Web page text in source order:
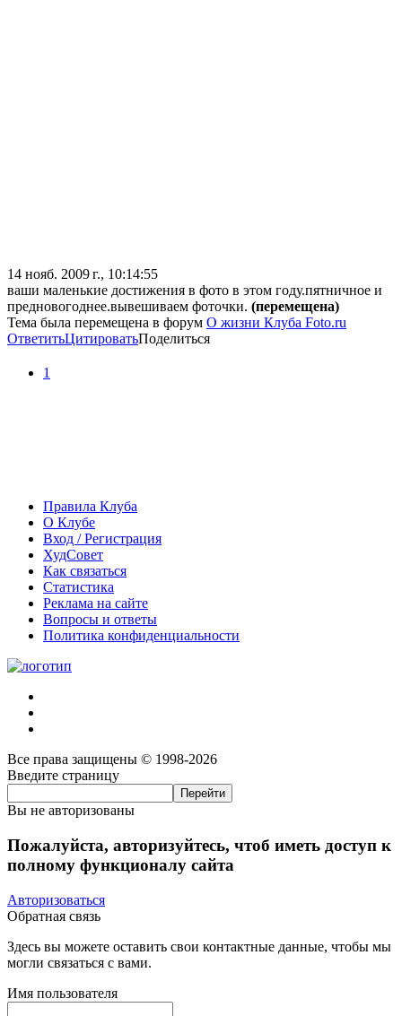
14 нояб. 2009 г., 10:14:55
ваши маленькие достижения в фото в этом году.пятничное и
предновогоднее.вывешиваем фоточки. (перемещена)
Тема была перемещена в форум О жизни Клуба Foto.ru
ОтветитьЦитироватьПоделиться
1
Правила Клуба
О Клубе
Вход / Регистрация
ХудСовет
Как связаться
Статистика
Реклама на сайте
Вопросы и ответы
Политика конфиденциальности
Все права защищены © 1998-2026
Введите страницу
Вы не авторизованы
Пожалуйста, авторизуйтесь, чтоб иметь доступ к
полному функционалу сайта
Авторизоваться
Обратная связь
Здесь вы можете оставить свои контактные данные, чтобы мы
могли связаться с вами.
Имя пользователя